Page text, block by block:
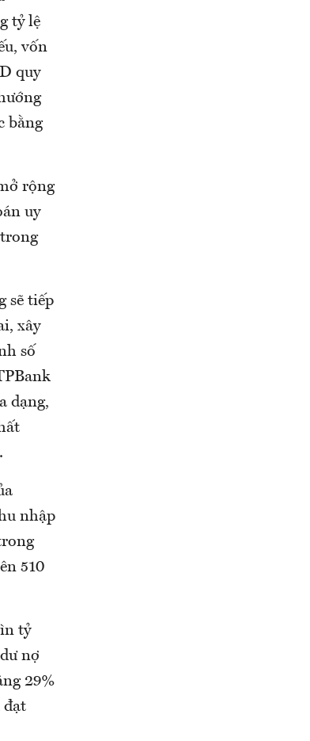
tỷ lệ
vốn
quy
bằng
rộng
uy
sẽ tiếp
xây
số
dạng,
nhập
510
tỷ
nợ
29%
đạt